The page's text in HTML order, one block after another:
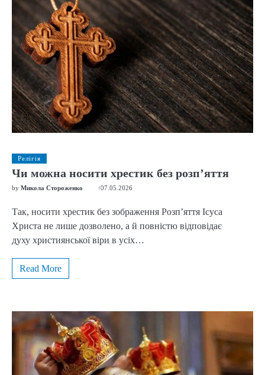
Релігія
Чи можна носити хрестик без розп’яття
by Микола Стороженко 07.05.2026
Так, носити хрестик без зображення Розп’яття Ісуса
Христа не лише дозволено, а й повністю відповідає
духу християнської віри в усіх…
Read More